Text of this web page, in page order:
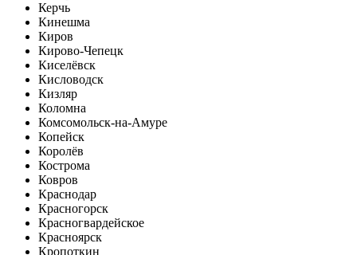
Керчь
Кинешма
Киров
Кирово-Чепецк
Киселёвск
Кисловодск
Кизляр
Коломна
Комсомольск-на-Амуре
Копейск
Королёв
Кострома
Ковров
Краснодар
Красногорск
Красногвардейское
Красноярск
Кропоткин